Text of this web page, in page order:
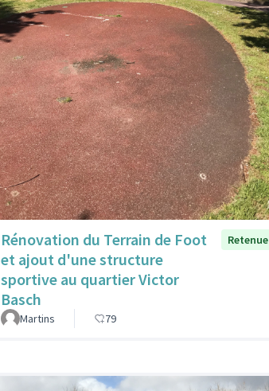
Rénovation du Terrain de Foot
et ajout d'une structure
sportive au quartier Victor
Basch
Retenue
Martins 79